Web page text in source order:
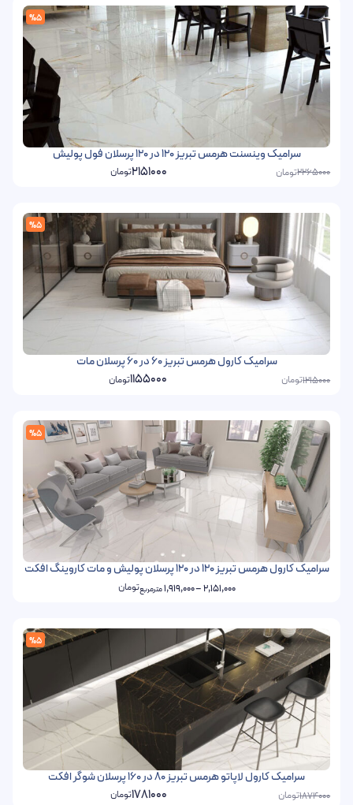
%5
سرامیک وینسنت هرمس تبریز 120 در 120 پرسلان فول پولیش
2265000تومان 2151000تومان
%5
سرامیک کارول هرمس تبریز 60 در 60 پرسلان مات
1215000تومان 1155000تومان
%5
سرامیک کارول هرمس تبریز 120 در 120 پرسلان پولیش و مات کاروینگ افکت
2,151,000
–
1,919,000مترمربعتومان
%5
سرامیک کارول لاپاتو هرمس تبریز 80 در 160 پرسلان شوگر افکت
1874000تومان 1781000تومان